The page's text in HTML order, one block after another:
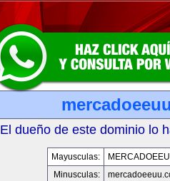
El dueño de este dominio lo
Mayusculas:
Minusculas: